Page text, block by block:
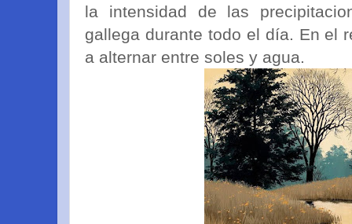
la intensidad de las
gallega durante todo el día. En el
a alternar entre soles y agua.